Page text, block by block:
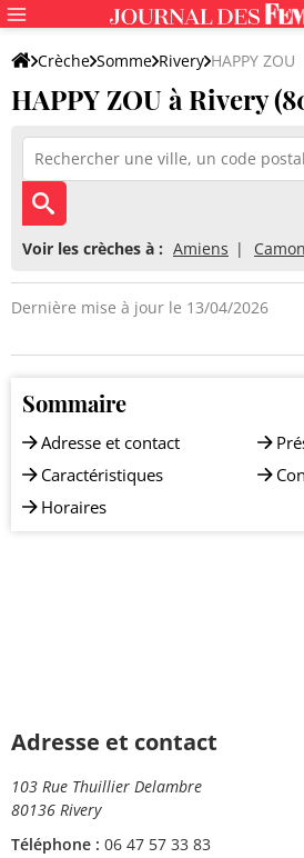
Crèche Somme Rivery HAPPY ZOU
HAPPY ZOU à Rivery
Voir les crèches à : Amiens Camon
Dernière mise à jour le 13/04/2026
Sommaire
Adresse et contact
Caractéristiques
Horaires
Adresse et contact
103 Rue Thuillier Delambre
80136 Rivery
Téléphone : 06 47 57 33 83